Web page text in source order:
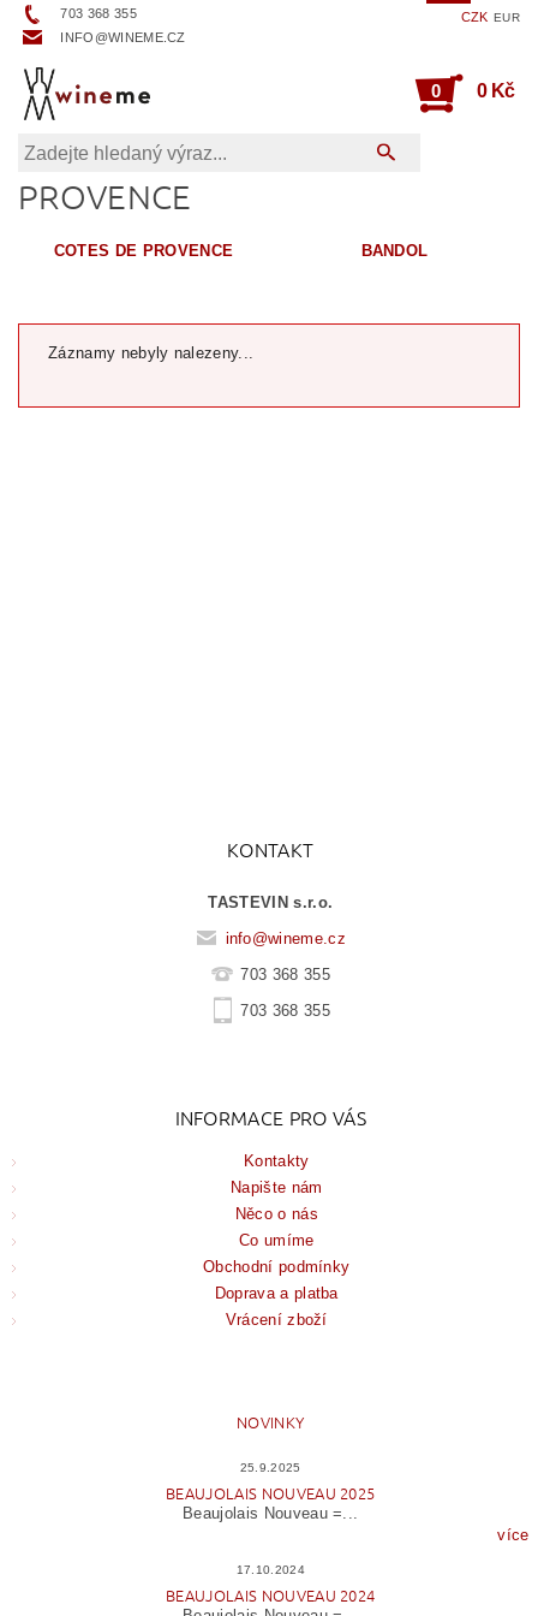
703 368 355
INFO@WINEME.CZ
CZK EUR
0 0 Kč
PROVENCE
COTES DE PROVENCE BANDOL
Záznamy nebyly nalezeny...
KONTAKT
TASTEVIN s.r.o.
info@wineme.cz
703 368 355
703 368 355
INFORMACE PRO VÁS
Kontakty
Napište nám
Něco o nás
Co umíme
Obchodní podmínky
Doprava a platba
Vrácení zboží
NOVINKY
25.9.2025
BEAUJOLAIS NOUVEAU 2025
Beaujolais Nouveau =...
více
17.10.2024
BEAUJOLAIS NOUVEAU 2024